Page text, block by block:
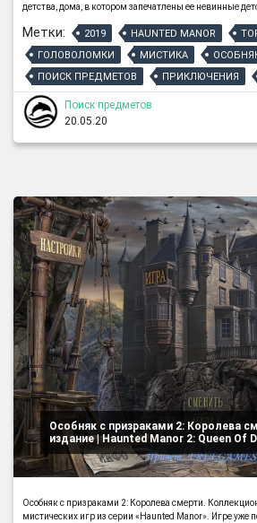
детства, дома, в котором запечатлены ее невинные
Метки: 2019 HAUNTED MANOR
ГОЛОВОЛОМКИ
МИСТИКА
ПОИСК ПРЕДМЕТОВ
ПРИКЛЮЧЕНИЯ
Поиск предметов
20.05.20
Особняк с призраками 2: Королева
издание | Haunted Manor 2: Queen Of
Особняк с призраками 2: Королева смерти.
мистических игр из серии «Haunted Manor». Игре уже